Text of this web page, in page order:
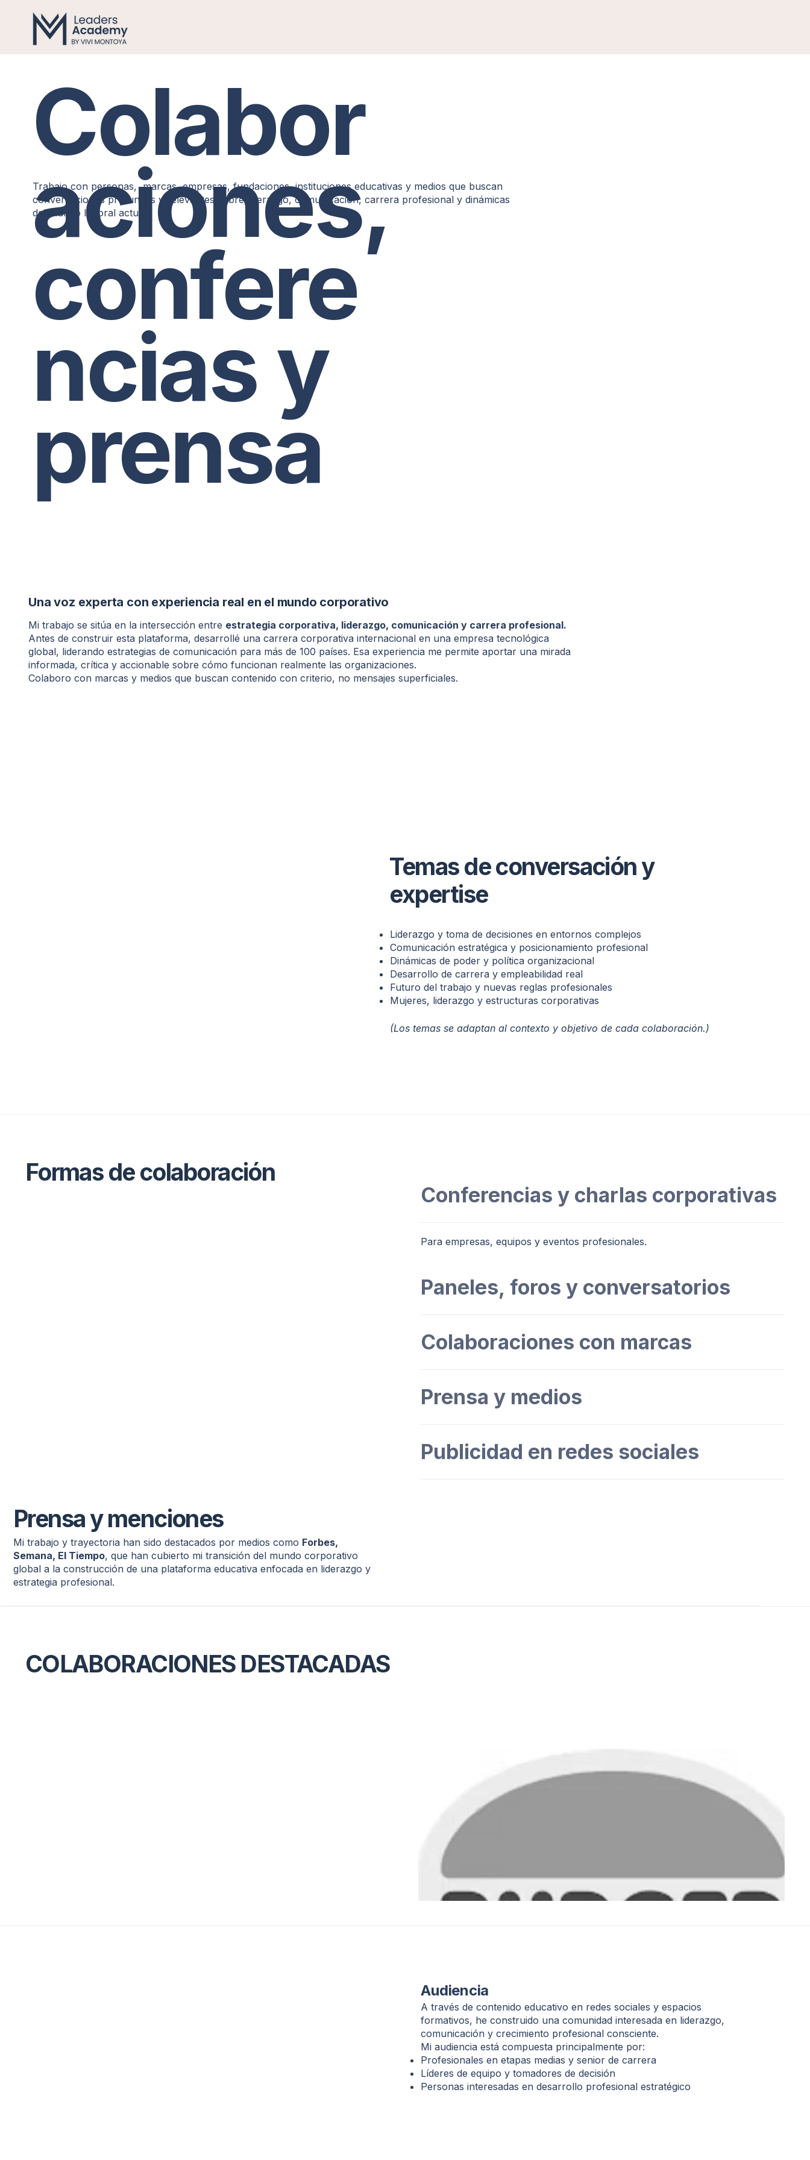
Trabajo con personas, marcas, empresas, fundaciones, instituciones educativas y medios que buscan
conversaciones profundas y relevantes sobre liderazgo, comunicación, carrera profesional y dinámicas
del mundo laboral actual.
Colabor
aciones,
confere
ncias y
prensa
Una voz experta con experiencia real en el mundo corporativo
Mi trabajo se sitúa en la intersección entre estrategia corporativa, liderazgo, comunicación y carrera profesional.
Antes de construir esta plataforma, desarrollé una carrera corporativa internacional en una empresa tecnológica
global, liderando estrategias de comunicación para más de 100 países. Esa experiencia me permite aportar una mirada
informada, crítica y accionable sobre cómo funcionan realmente las organizaciones.
Colaboro con marcas y medios que buscan contenido con criterio, no mensajes superficiales.
Temas de conversación y
expertise
Liderazgo y toma de decisiones en entornos complejos
Comunicación estratégica y posicionamiento profesional
Dinámicas de poder y política organizacional
Desarrollo de carrera y empleabilidad real
Futuro del trabajo y nuevas reglas profesionales
Mujeres, liderazgo y estructuras corporativas
(Los temas se adaptan al contexto y objetivo de cada colaboración.)
Formas de colaboración
Conferencias y charlas corporativas
Para empresas, equipos y eventos profesionales.
Paneles, foros y conversatorios
Colaboraciones con marcas
Prensa y medios
Publicidad en redes sociales
Prensa y menciones
Mi trabajo y trayectoria han sido destacados por medios como Forbes,
Semana, El Tiempo, que han cubierto mi transición del mundo corporativo
global a la construcción de una plataforma educativa enfocada en liderazgo y
estrategia profesional.
COLABORACIONES DESTACADAS
Audiencia
A través de contenido educativo en redes sociales y espacios
formativos, he construido una comunidad interesada en liderazgo,
comunicación y crecimiento profesional consciente.
Mi audiencia está compuesta principalmente por:
Profesionales en etapas medias y senior de carrera
Líderes de equipo y tomadores de decisión
Personas interesadas en desarrollo profesional estratégico